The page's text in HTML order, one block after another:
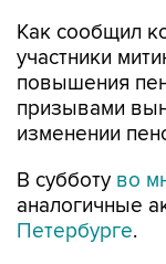
Как сообщил
участники
повышения
призывами
изменении
В субботу во
аналогичные
Петербурге.